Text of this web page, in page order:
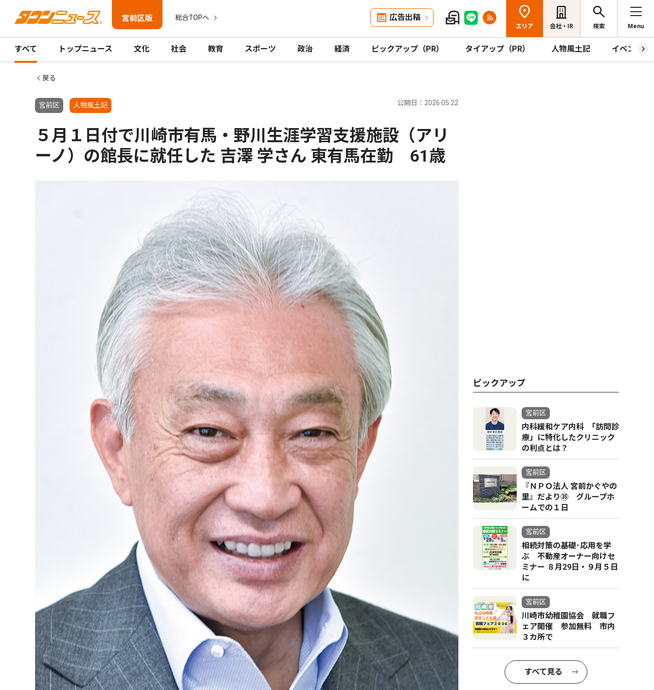
宮前区版 総合TOPへ 広告出稿
エリア 会社・IR 検索 Menu
すべて トップニュース 文化 社会 教育 スポーツ 政治 経済 ピックアップ（PR） タイアップ（PR） 人物風土記 イベント
戻る
宮前区 人物風土記 公開日：2026.05.22
５月１日付で川崎市有馬・野川生涯学習支援施設（アリ
ーノ）の館長に就任した 吉澤 学さん 東有馬在勤 61歳
ピックアップ
宮前区
内科緩和ケア内科 ｢訪問診
療」に特化したクリニック
の利点とは？
宮前区
『ＮＰＯ法人 宮前かぐやの
里』だより㉟ グループホ
ームでの１日
宮前区
相続対策の基礎･応用を学
ぶ 不動産オーナー向けセ
ミナー ８月29日・９月５日
に
宮前区
川崎市幼稚園協会 就職フ
ェア開催 参加無料 市内
３カ所で
すべて見る